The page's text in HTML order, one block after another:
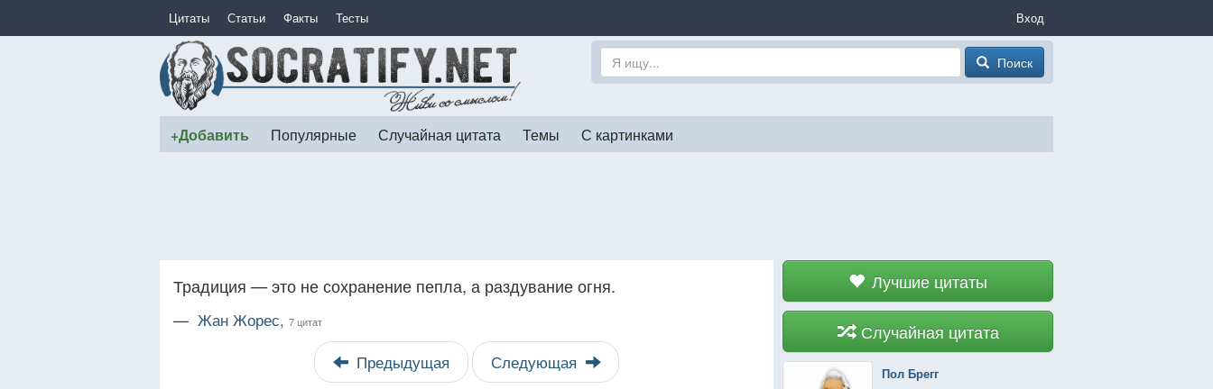
Цитаты Статьи Факты Тесты Вход
Поиск
+Добавить Популярные Случайная цитата Темы С картинками
Лучшие цитаты
Случайная цитата
Пол Брегг
Традиция — это не сохранение пепла, а раздувание огня.
— Жан Жорес, 7 цитат
Предыдущая Следующая